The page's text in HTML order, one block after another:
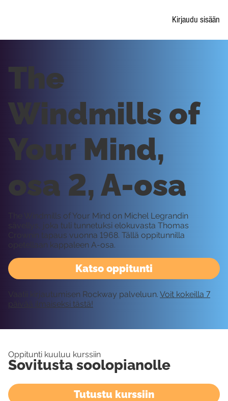
Kirjaudu sisään
Katso oppitunti
The
Windmills of
Your Mind,
osa 2, A-osa
The Windmills of Your Mind on Michel Legrandin
sävellys, joka tuli tunnetuksi elokuvasta Thomas
Crownin tapaus vuonna 1968. Tällä oppitunnilla
opetellaan kappaleen A-osa.
Vaatii kirjautumisen Rockway palveluun. Voit kokeilla 7
päivää ilmaiseksi tästä!
Oppitunti kuuluu kurssiin
Sovitusta soolopianolle
Tutustu kurssiin